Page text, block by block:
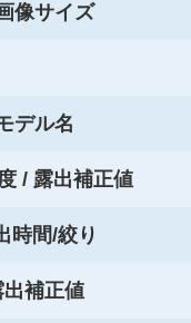
像サイズ
デル名
/ 露出補正値
時間/絞り
出補正値